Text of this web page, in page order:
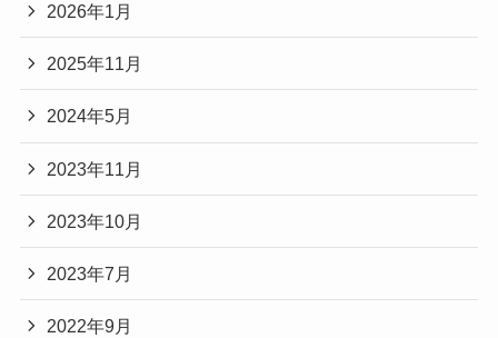
2026年1月
2025年11月
2024年5月
2023年11月
2023年10月
2023年7月
2022年9月